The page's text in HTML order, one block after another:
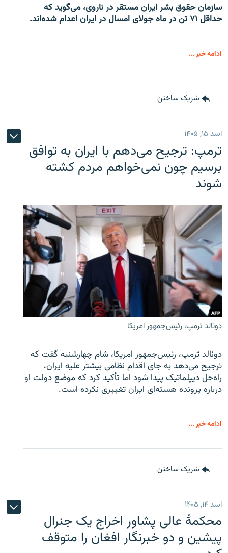
سازمان حقوق بشر ایران مستقر در ناروی، می‌گوید که
حداقل ۷۱ تن در ماه جولای امسال در ایران اعدام شده‌اند.
ادامه خبر ...
شریک ساختن
اسد ۱۵, ۱۴۰۵
ترمپ: ترجیح می‌دهم با ایران به توافق
برسیم چون نمی‌خواهم مردم کشته
شوند
دونالد ترمپ، رئیس‌جمهور امریکا
دونالد ترمپ، رئیس‌جمهور امریکا، شام چهارشنبه گفت که
ترجیح می‌دهد به جای اقدام نظامی بیشتر علیه ایران،
راه‌حل دیپلماتیک پیدا شود اما تأکید کرد که موضع دولت او
درباره پرونده هسته‌ای ایران تغییری نکرده است.
ادامه خبر ...
شریک ساختن
اسد ۱۴, ۱۴۰۵
محکمۀ عالی پشاور اخراج یک جنرال
پیشین و دو خبرنگار افغان را متوقف